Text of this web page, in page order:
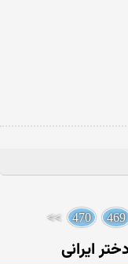
469
470
>>
ایرانی